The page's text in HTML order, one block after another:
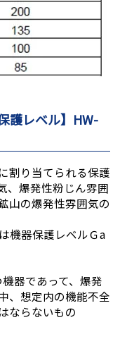
護レベル】HW-
割り当てられる保護
、爆発性粉じん雰囲
山の爆発性雰囲気の
機器保護レベルＧa
器であって、爆発
、想定内の機能不全
ならないもの